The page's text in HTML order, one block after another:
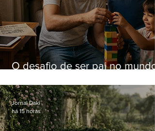
O desafio de ser pai no mundo
Jornal Daki
há 15 horas